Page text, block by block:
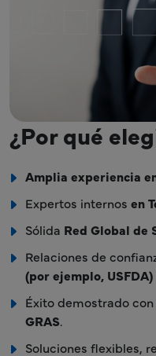
¿Por qué
Amplia experiencia
Expertos internos en
Sólida Red Global de
Relaciones de
(por ejemplo, USFDA)
Éxito demostrado con
GRAS.
Soluciones flexibles,